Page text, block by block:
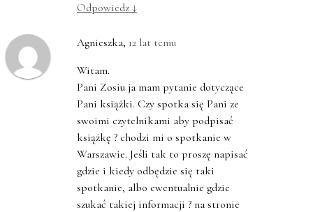
Odpowiedz ↓
Agnieszka, 12 lat temu
Witam.
Pani Zosiu ja mam pytanie dotyczące
Pani książki. Czy spotka się Pani ze
swoimi czytelnikami aby podpisać
książkę ? chodzi mi o spotkanie w
Warszawie. Jeśli tak to proszę napisać
gdzie i kiedy odbędzie się taki
spotkanie, albo ewentualnie gdzie
szukać takiej informacji ? na stronie